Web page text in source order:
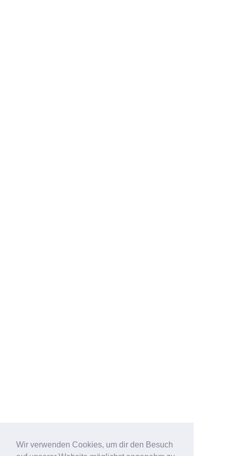
Wir verwenden Cookies, um dir den Besuch